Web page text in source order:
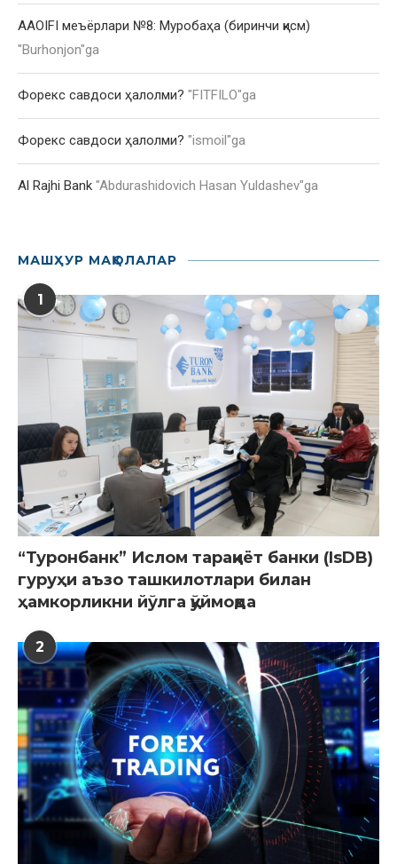
AAOIFI меъёрлари №8: Муробаҳа (биринчи қисм)
"Burhonjon"ga
Форекс савдоси ҳалолми? "FITFILO"ga
Форекс савдоси ҳалолми? "ismoil"ga
Al Rajhi Bank "Abdurashidovich Hasan Yuldashev"ga
МАШҲУР МАҚОЛАЛАР
1
“Туронбанк” Ислом тараққиёт банки (IsDB)
гуруҳи аъзо ташкилотлари билан
ҳамкорликни йўлга қўймоқда
2